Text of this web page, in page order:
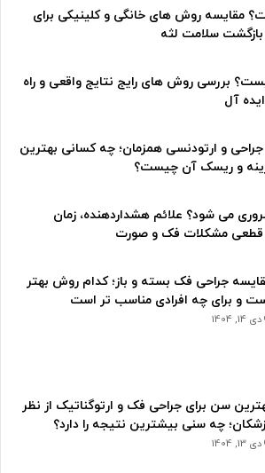
مقایسه روش های خانگی و کلینیکی برای
سلامت لثه
بررسی روش های رایج نتایج واقعی و راه
آل
جراحی و ارتودنسی همزمان؛ چه کسانی بهترین
و ریسک آن چیست؟
می شود؟ علائم هشداردهنده، زمان
قطعی مشکلات فک و صورت
جراحی فک بسته و باز؛ کدام روش بهتر
و برای چه افرادی مناسب تر است
دی 14, 1404
سن برای جراحی فک و ارتوگناتیک از نظر
چه سنی بیشترین نتیجه را دارد؟
دی 13, 1404